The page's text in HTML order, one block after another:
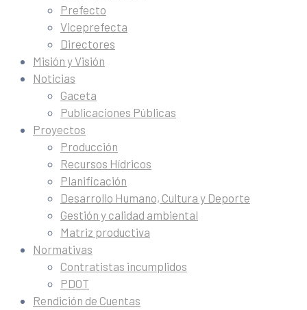
Prefecto
Viceprefecta
Directores
Misión y Visión
Noticias
Gaceta
Publicaciones Públicas
Proyectos
Producción
Recursos Hídricos
Planificación
Desarrollo Humano, Cultura y Deporte
Gestión y calidad ambiental
Matriz productiva
Normativas
Contratistas incumplidos
PDOT
Rendición de Cuentas